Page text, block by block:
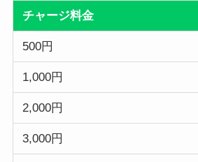
チャージ料金
500円
1,000円
2,000円
3,000円